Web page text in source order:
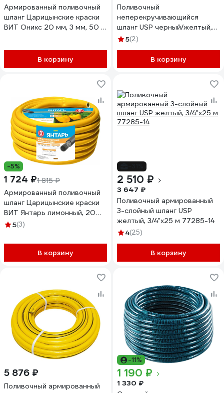
Армированный поливочный
шланг Царицынские краски
ВИТ Оникс 20 мм, 3 мм, 50 м
В корзину
Поливочный
неперекручивающийся
шланг USP черный/желтый,
3/4"x25 м 77285-16
5(2)
В корзину
-5%
1 724 ₽1 815 ₽
Армированный поливочный
шланг Царицынские краски
ВИТ Янтарь лимонный, 20
мм, 2 мм, 25 м 81309
5(3)
В корзину
2 510 ₽
3 647 ₽
Поливочный армированный
3-слойный шланг USP
желтый, 3/4"x25 м 77285-14
4(25)
В корзину
5 876 ₽
Поливочный армированный
-11%
1 190 ₽
1 330 ₽